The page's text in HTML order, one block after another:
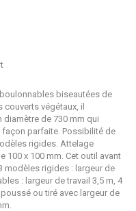
biseautées de
végétaux, il
de 730 mm qui
façon parfaite. Possibilité de
rigides. Attelage
100 x 100 mm. Cet outil avant
modèles rigides : largeur de
: largeur de travail 3,5 m, 4
ou tiré avec largeur de